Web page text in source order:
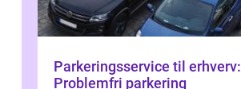
Parkeringsservice til erhverv:
Problemfri parkering